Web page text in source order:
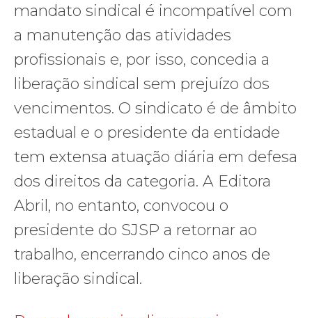
mandato sindical é incompatível com
a manutenção das atividades
profissionais e, por isso, concedia a
liberação sindical sem prejuízo dos
vencimentos. O sindicato é de âmbito
estadual e o presidente da entidade
tem extensa atuação diária em defesa
dos direitos da categoria. A Editora
Abril, no entanto, convocou o
presidente do SJSP a retornar ao
trabalho, encerrando cinco anos de
liberação sindical.